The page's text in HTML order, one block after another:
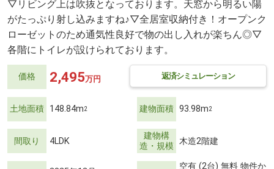
▽リビング上は吹抜となっております。天窓から明るい陽
がたっぷり射し込みますね♪▽全居室収納付き！オープンク
ローゼットのため通気性良好で物の出し入れが楽ちん◎▽
各階にトイレが設けられております。
価格 返済シミュレーション
2,495万円
土地面積 148.84m2 建物面積 93.98m2
間取り 4LDK
建物構
造・規模 木造2階建
空有 (2台) 無料 物件か